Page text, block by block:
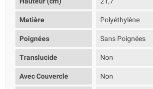
Matière Polyéthylène
Poignées Sans Poignées
Translucide Non
Avec Couvercle Non